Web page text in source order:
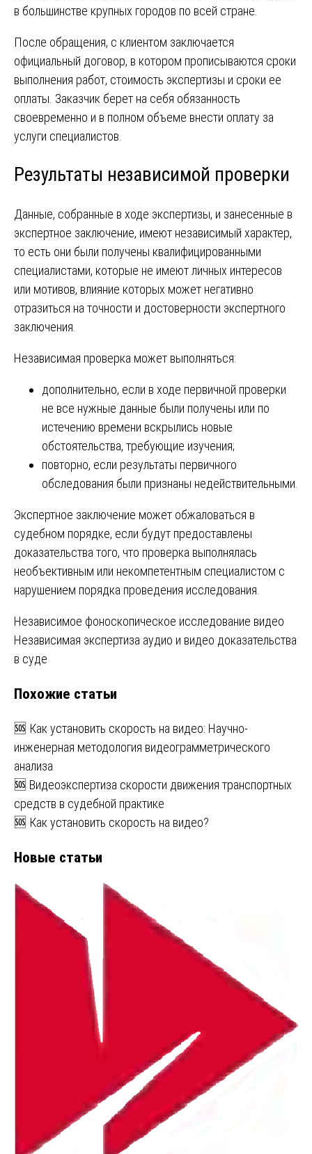
в большинстве крупных городов по всей стране.
После обращения, с клиентом заключается
официальный договор, в котором прописываются сроки
выполнения работ, стоимость экспертизы и сроки ее
оплаты. Заказчик берет на себя обязанность
своевременно и в полном объеме внести оплату за
услуги специалистов.
Результаты независимой проверки
Данные, собранные в ходе экспертизы, и занесенные в
экспертное заключение, имеют независимый характер,
то есть они были получены квалифицированными
специалистами, которые не имеют личных интересов
или мотивов, влияние которых может негативно
отразиться на точности и достоверности экспертного
заключения.
Независимая проверка может выполняться:
дополнительно, если в ходе первичной проверки
не все нужные данные были получены или по
истечению времени вскрылись новые
обстоятельства, требующие изучения;
повторно, если результаты первичного
обследования были признаны недействительными.
Экспертное заключение может обжаловаться в
судебном порядке, если будут предоставлены
доказательства того, что проверка выполнялась
необъективным или некомпетентным специалистом с
нарушением порядка проведения исследования.
Навигация
по
Независимое фоноскопическое исследование видео
Независимая экспертиза аудио и видео доказательства
в суде
Похожие статьи
🆘 Как установить скорость на видео: Научно-
инженерная методология видеограмметрического
анализа
🆘 Видеоэкспертиза скорости движения транспортных
средств в судебной практике
🆘 Как установить скорость на видео?
Новые статьи